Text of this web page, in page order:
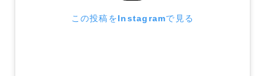
この投稿をInstagramで見る